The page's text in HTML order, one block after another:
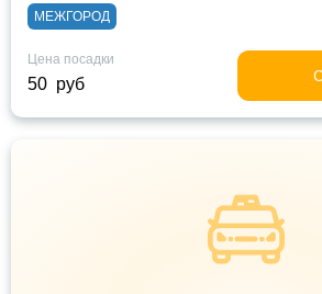
МЕЖГОРОД
Цена посадки
50 руб